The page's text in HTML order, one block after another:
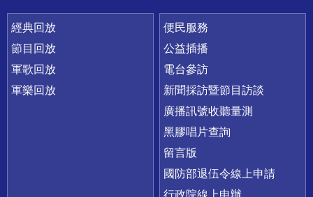
經典回放
節目回放
軍歌回放
軍樂回放
便民服務
公益插播
電台參訪
新聞採訪暨節目訪談
廣播訊號收聽量測
黑膠唱片查詢
留言版
國防部退伍令線上申請
行政院線上申辦